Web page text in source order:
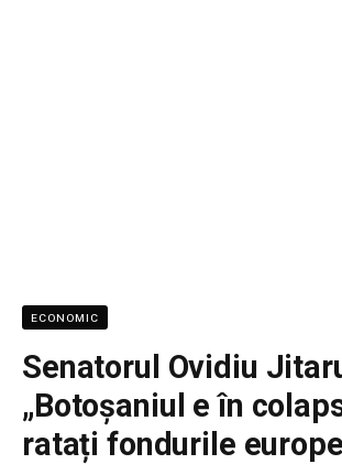
ECONOMIC
Senatorul Ovidiu
„Botoșaniul e în
ratați fondurile